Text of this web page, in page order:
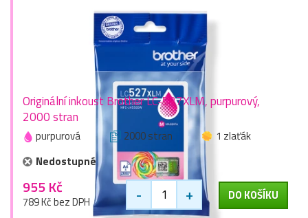
Originální inkoust Brother LC-527XLM, purpurový,
2000 stran
purpurová 2000 stran
1 zlaťák
Nedostupné
955 Kč
789 Kč bez DPH - + DO KOŠÍKU